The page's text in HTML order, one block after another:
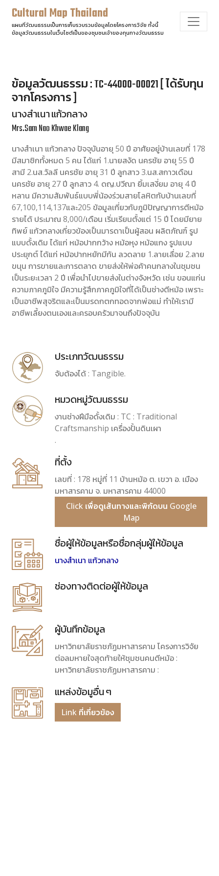
Cultural Map Thailand
แผนที่วัฒนธรรมเป็นการเก็บรวบรวมข้อมูลโดยโครงการวิจัย ทั้งนี้
ข้อมูลวัฒนธรรมในเว็บไซต์เป็นของชุมชนเจ้าของทุนทางวัฒนธรรม
ข้อมูลวัฒนธรรม : TC-44000-00021 [ ได้รับทุน
จากโครงการ ]
นางสำเนา แก้วกลาง
Mrs.Sam Nao Khwae Klang
นางสำเนา แก้วกลาง ปัจจุบันอายุ 50 ปี อาศัยอยู่บ้านเลขที่ 178
มีสมาชิกทั้งหมด 5 คน ได้แก่ 1.นายสงัด นครชัย อายุ 55 ปี
สามี 2.นส.วัลลี นครชัย อายุ 31 ปี ลูกสาว 3.นส.สกาวเดือน
นครชัย อายุ 27 ปี ลูกสาว 4. ดญ.ปวีณา ยิ้มเสงี่ยม อายุ 4 ปี
หลาน มีความสัมพันธ์แบบพี่น้องร่วมสายโลหิตกับบ้านเลขที่
67,100,114,137และ205 ข้อมูลเกี่ยวกับภูมิปัญญาการตีหม้อ
รายได้ ประมาณ 8,000/เดือน เริ่มเรียนตั้งแต่ 15 ปี โดยมียาย
ทิพย์ แก้วกลางเกี่ยวข้องเป็นมารดาเป็นผู้สอน ผลิตภัณฑ์ รูป
แบบดั้งเดิม ได้แก่ หม้อปากกว้าง หม้อหุง หม้อแกง รูปแบบ
ประยุกต์ ได้แก่ หม้อปากหยักมีก้น ลวดลาย 1.ลายเลื่อย 2.ลาย
ขนุน การขายและการตลาด ขายส่งให้พ่อค้าคนกลางในชุมชน
เป็นระยะเวลา 2 ปี เพื่อนำไปขายส่งในต่างจังหวัด เช่น ขอนแก่น
ความภาคภูมิใจ มีความรู้สึกภาคภูมิใจที่ได้เป็นช่างตีหม้อ เพราะ
เป็นอาชีพสุจริตและเป็นมรดกตกทอดจากพ่อแม่ ทำให้เรามี
อาชีพเลี้ยงตนเองและครอบครัวมาจนถึงปัจจุบัน
ประเภทวัฒนธรรม
จับต้องได้ : Tangible.
หมวดหมู่วัฒนธรรม
งานช่างฝีมือดั้งเดิม : TC : Traditional
Craftsmanship เครื่องปั้นดินเผา
.
ที่ตั้ง
เลขที่ : 178 หมู่ที่ 11 บ้านหม้อ ต. เขวา อ. เมือง
มหาสารคาม จ. มหาสารคาม 44000
Click เพื่อดูเส้นทางและพิกัดบน Google
Map
ชื่อผู้ให้ข้อมูลหรือชื่อกลุ่มผู้ให้ข้อมูล
นางสำเนา แก้วกลาง
ช่องทางติดต่อผู้ให้ข้อมูล
ผู้บันทึกข้อมูล
มหาวิทยาลัยราชภัฏมหาสารคาม โครงการวิจัย
ต่อลมหายใจสุดท้ายให้ชุมชนคนตีหม้อ :
มหาวิทยาลัยราชภัฏมหาสารคาม :
แหล่งข้อมูอื่น ๆ
Link ที่เกี่ยวข้อง